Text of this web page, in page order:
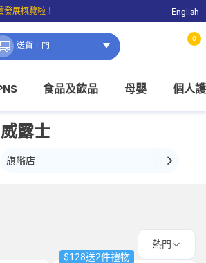
發展概覽啦！
；滿$100即可免費店取。
English
送貨上門
0
食品及飲品 母嬰 個人
威露士
旗艦店
熱門
$128送2件禮物